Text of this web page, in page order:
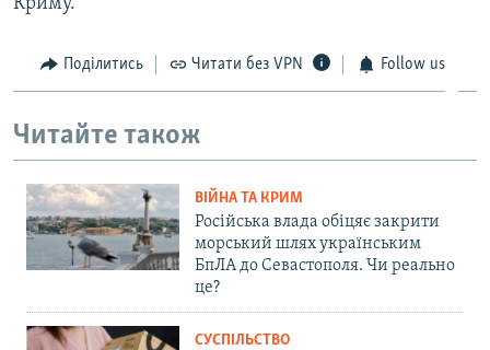
Поділитись Читати без VPN Follow us
Читайте також
ВІЙНА ТА КРИМ
Російська влада обіцяє закрити
морський шлях українським
БпЛА до Севастополя. Чи реально
це?
СУСПІЛЬСТВО